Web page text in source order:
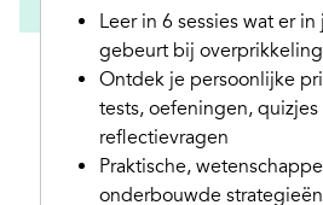
Leer in 6 sessies wat er
gebeurt bij overprikkeling
Ontdek je persoonlijke
tests, oefeningen, quizjes
reflectievragen
Praktische,
onderbouwde